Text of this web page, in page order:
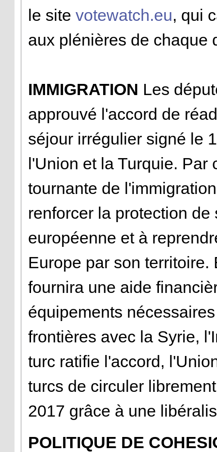
le site votewatch.eu, qui
aux plénières de chaque
IMMIGRATION Les
approuvé l'accord de
séjour irrégulier signé le
l'Union et la Turquie. Par
tournante de
renforcer la protection
européenne et à
Europe par son
fournira une aide
équipements
frontières avec la Syrie,
turc ratifie l'accord,
turcs de circuler
2017 grâce à une
POLITIQUE DE